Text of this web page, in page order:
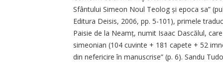
Sfântului Simeon Noul Teolog și epoca sa”
Editura Deisis, 2006, pp. 5-101), primele
Paisie de la Neamț, numit Isaac Dascălul,
simeonian (104 cuvinte + 181 capete + 52
din nefericire în manuscrise” (p. 6). Sandu